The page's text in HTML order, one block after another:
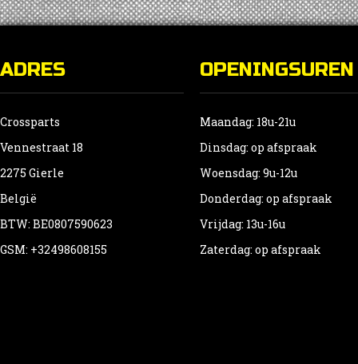
ADRES
Crossparts
Vennestraat 18
2275 Gierle
België
BTW: BE0807590623
GSM: +32498608155
OPENINGSUREN
Maandag: 18u-21u
Dinsdag: op afspraak
Woensdag: 9u-12u
Donderdag: op afspraak
Vrijdag: 13u-16u
Zaterdag: op afspraak